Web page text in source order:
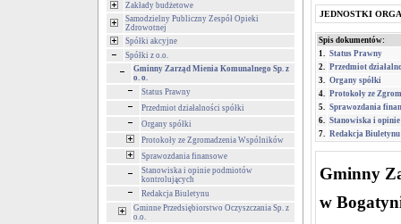
Zakłady budżetowe
Samodzielny Publiczny Zespół Opieki
Zdrowotnej
Spółki akcyjne
Spółki z o.o.
Gminny Zarząd Mienia Komunalnego Sp. z
o. o.
Status Prawny
Przedmiot działalności spółki
Organy spółki
Protokoły ze Zgromadzenia Wspólników
Sprawozdania finansowe
Stanowiska i opinie podmiotów
kontrolujących
Redakcja Biuletynu
Gminne Przedsiębiorstwo Oczyszczania Sp. z
o.o.
JEDNOSTKI
Spis dokumentów:
1. Status Prawny
2. Przedmiot
3. Organy spółki
4. Protokoły ze
5. Sprawozdania
6. Stanowiska i
7. Redakcja Biuletynu
Gminny
w